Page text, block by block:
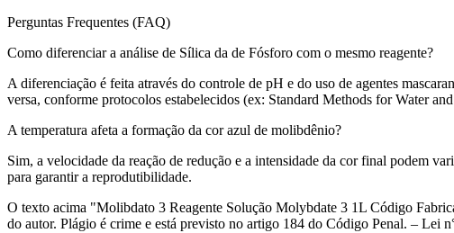
Perguntas Frequentes (FAQ)
Como diferenciar a análise de Sílica da de Fósforo com o mesmo reagente?
A diferenciação é feita através do controle de pH e do uso de agentes
versa, conforme protocolos estabelecidos (ex: Standard Methods for Water
A temperatura afeta a formação da cor azul de molibdênio?
Sim, a velocidade da reação de redução e a intensidade da cor final podem
para garantir a reprodutibilidade.
O texto acima "Molibdato 3 Reagente Solução Molybdate 3 1L Código
do autor. Plágio é crime e está previsto no artigo 184 do Código Penal. – Lei